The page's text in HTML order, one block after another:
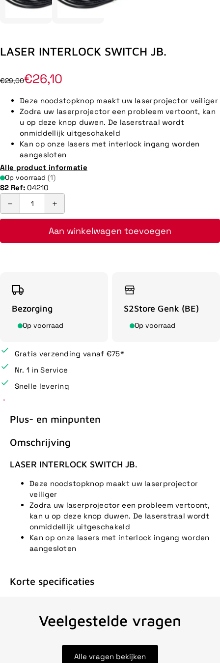
LASER INTERLOCK SWITCH JB.
€29,00€26,10
Deze noodstopknop maakt uw laserprojector veiliger
Zodra uw laserprojector een probleem vertoont, kan
u op deze knop duwen. De laserstraal wordt
onmiddellijk uitgeschakeld
Kan op onze lasers met interlock ingang worden
aangesloten
Alle product informatie
Op voorraad (1)
S2 Ref: 04210
Aan winkelwagen toevoegen
Bezorging
Op voorraad
S2Store Genk (BE)
Op voorraad
Gratis verzending vanaf €75*
Nr. 1 in Service
Snelle levering
Plus- en minpunten
Omschrijving
LASER INTERLOCK SWITCH JB.
Deze noodstopknop maakt uw laserprojector
veiliger
Zodra uw laserprojector een probleem vertoont,
kan u op deze knop duwen. De laserstraal wordt
onmiddellijk uitgeschakeld
Kan op onze lasers met interlock ingang worden
aangesloten
Korte specificaties
Veelgestelde vragen
Alle vragen bekijken